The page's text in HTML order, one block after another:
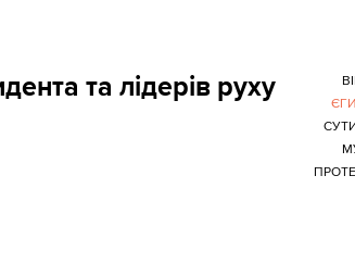
та лідерів руху